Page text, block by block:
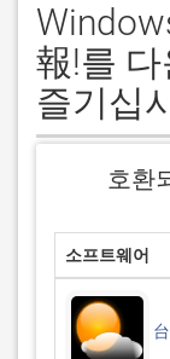
報!를
즐기십
호환
소프트웨어